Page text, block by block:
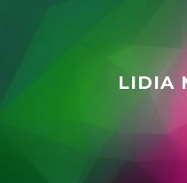
LIDIA